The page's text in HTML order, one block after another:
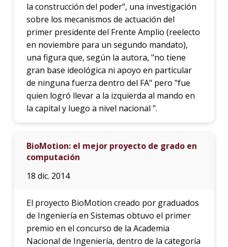
la construcción del poder", una investigación
sobre los mecanismos de actuación del
primer presidente del Frente Amplio (reelecto
en noviembre para un segundo mandato),
una figura que, según la autora, "no tiene
gran base ideológica ni apoyo en particular
de ninguna fuerza dentro del FA" pero "fue
quien logró llevar a la izquierda al mando en
la capital y luego a nivel nacional ".
BioMotion: el mejor proyecto de grado en
computación
18 dic. 2014
El proyecto BioMotion creado por graduados
de Ingeniería en Sistemas obtuvo el primer
premio en el concurso de la Academia
Nacional de Ingeniería, dentro de la categoría